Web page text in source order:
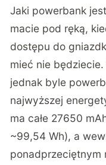
Jaki powerbank
macie pod ręką,
dostępu do
mieć nie będziecie.
jednak byle
najwyższej
ma całe 27650
~99,54 Wh), a
ponadprzeciętnym